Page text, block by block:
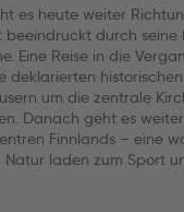
es heute weiter
beeindruckt durch
Eine Reise in die
deklarierten
um die zentrale
Danach geht es
Finnlands – eine
laden zum Sport